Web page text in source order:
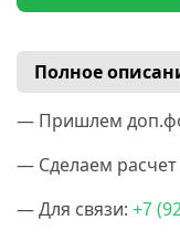
Полное
— Пришлем
— Сделаем расчет
— Для связи: +7